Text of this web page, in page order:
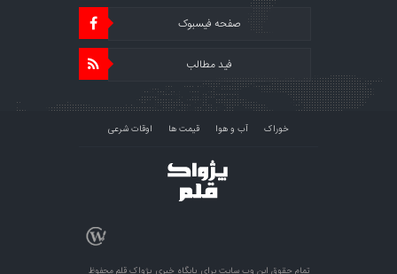
صفحه فیسبوک
فید مطالب
خوراک آب و هوا قیمت ها اوقات شرعی